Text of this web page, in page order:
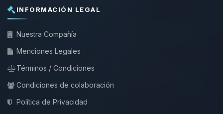
INFORMACIÓN LEGAL
Nuestra Compañía
Menciones Legales
Términos / Condiciones
Condiciones de colaboración
Política de Privacidad